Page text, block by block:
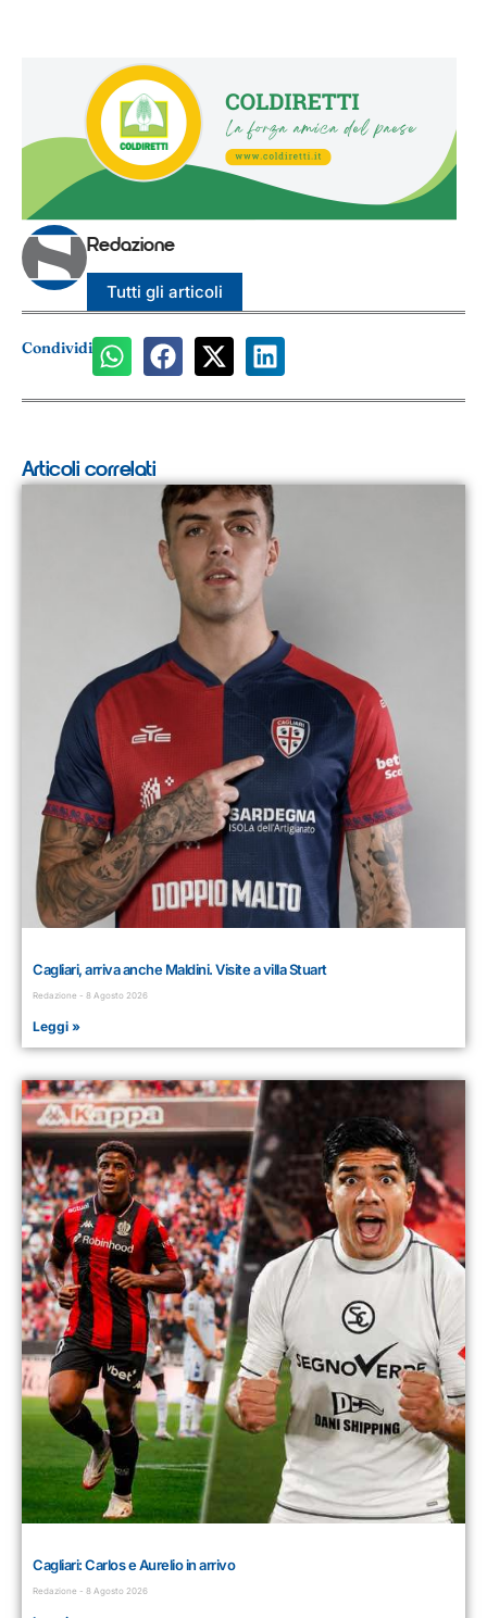
Redazione
Tutti gli articoli
Condividi
Articoli correlati
Cagliari, arriva anche Maldini. Visite a villa Stuart
Redazione 8 Agosto 2026
Leggi »
Cagliari: Carlos e Aurelio in arrivo
Redazione 8 Agosto 2026